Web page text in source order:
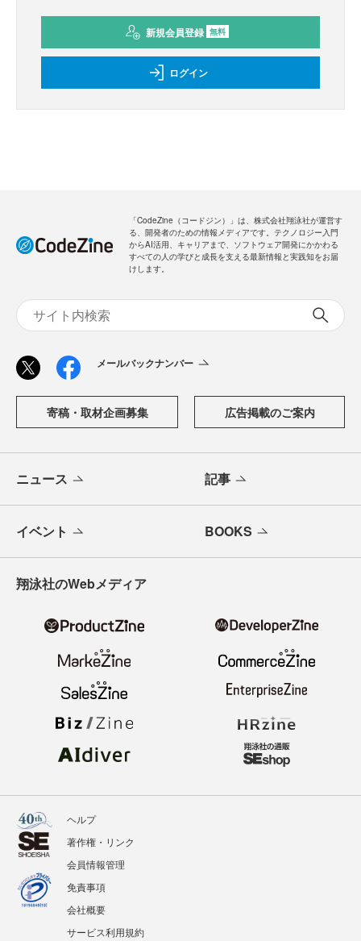
新規会員登録 無料
ログイン
「CodeZine（コードジン）」は、株式会社翔泳社が運営す
る、開発者のための情報メディアです。テクノロジー入門
からAI活用、キャリアまで、ソフトウェア開発にかかわる
すべての人の学びと成長を支える最新情報と実践知をお届
けします。
メールバックナンバー
寄稿・取材企画募集 広告掲載のご案内
ニュース 記事
イベント BOOKS
翔泳社のWebメディア
ヘルプ
著作権・リンク
会員情報管理
免責事項
会社概要
サービス利用規約